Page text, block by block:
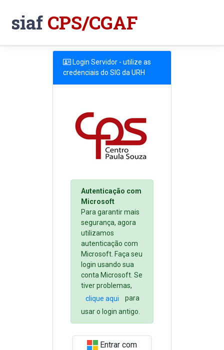
siaf CPS/CGAF
Login Servidor - utilize as
credenciais do SIG da URH
Autenticação com
Microsoft
Para garantir mais
segurança, agora
utilizamos
autenticação com
Microsoft. Faça seu
login usando sua
conta Microsoft. Se
tiver problemas,
clique aqui
para
usar o login antigo.
Entrar com